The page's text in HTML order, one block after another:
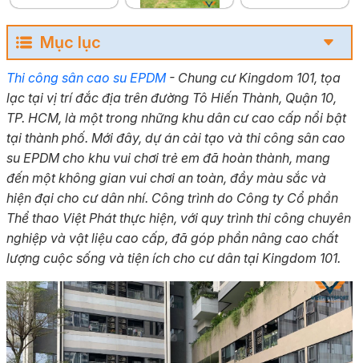
Mục lục
Thi công sân cao su EPDM- Chung cư Kingdom 101, tọa
lạc tại vị trí đắc địa trên đường Tô Hiến Thành, Quận 10,
TP. HCM, là một trong những khu dân cư cao cấp nổi bật
tại thành phố. Mới đây, dự án cải tạo và thi công sân cao
su EPDM cho khu vui chơi trẻ em đã hoàn thành, mang
đến một không gian vui chơi an toàn, đầy màu sắc và
hiện đại cho cư dân nhí. Công trình do Công ty Cổ phần
Thể thao Việt Phát thực hiện, với quy trình thi công chuyên
nghiệp và vật liệu cao cấp, đã góp phần nâng cao chất
lượng cuộc sống và tiện ích cho cư dân tại Kingdom 101.